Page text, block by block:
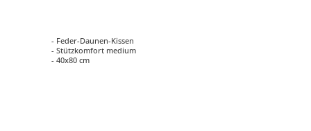
- Feder-Daunen-Kissen
- Stützkomfort medium
- 40x80 cm